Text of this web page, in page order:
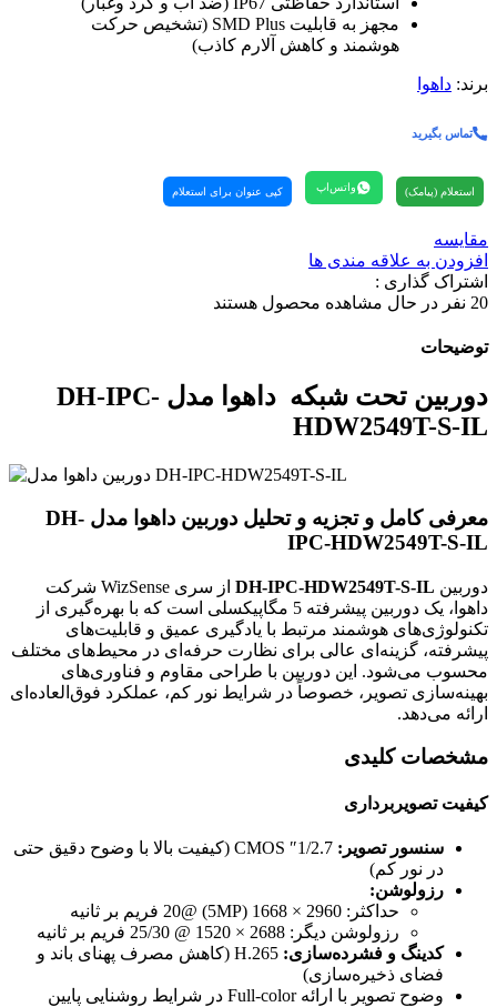
مجهز به قابلیت SMD Plus (تشخیص حرکت
هوشمند و کاهش آلارم کاذب)
برند: داهوا
تماس بگیرید
استعلام (پیامک) واتس‌اپ کپی عنوان برای استعلام
مقایسه
افزودن به علاقه مندی ها
اشتراک گذاری :
20 نفر در حال مشاهده محصول هستند
توضیحات
دوربین تحت شبکه داهوا مدل DH-IPC-
HDW2549T-S-IL
معرفی کامل و تجزیه و تحلیل دوربین داهوا مدل DH-
IPC-HDW2549T-S-IL
دوربین DH-IPC-HDW2549T-S-IL
از سری WizSense شرکت
داهوا، یک دوربین پیشرفته 5 مگاپیکسلی است که با بهره‌گیری از
تکنولوژی‌های هوشمند مرتبط با یادگیری عمیق و قابلیت‌های
پیشرفته، گزینه‌ای عالی برای نظارت حرفه‌ای در محیط‌های مختلف
محسوب می‌شود. این دوربین با طراحی مقاوم و فناوری‌های
بهینه‌سازی تصویر، خصوصاً در شرایط نور کم، عملکرد فوق‌العاده‌ای
ارائه می‌دهد.
مشخصات کلیدی
کیفیت تصویربرداری
سنسور تصویر:
1/2.7″ CMOS (کیفیت بالا با وضوح دقیق حتی
در نور کم)
رزولوشن:
حداکثر: 2960 × 1668 (5MP) @20 فریم بر ثانیه
رزولوشن دیگر: 2688 × 1520 @ 25/30 فریم بر ثانیه
کدینگ و فشرده‌سازی:
H.265 (کاهش مصرف پهنای باند و
فضای ذخیره‌سازی)
وضوح تصویر با ارائه Full-color در شرایط روشنایی پایین